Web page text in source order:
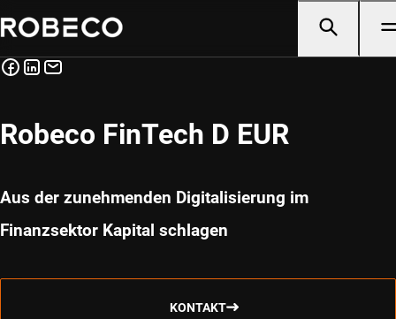
Robeco FinTech D EUR
Aus der zunehmenden Digitalisierung im
Finanzsektor Kapital schlagen
KONTAKT